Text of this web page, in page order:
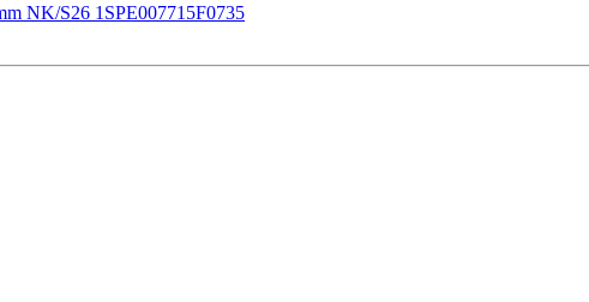
NK/S26 1SPE007715F0735